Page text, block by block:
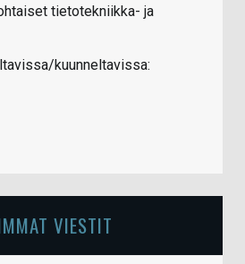
tietotekniikka- ja
kuunneltavissa:
VIESTIT